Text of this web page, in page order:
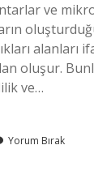
ve
alanları
oluşur.
ve…
Yorum Bırak